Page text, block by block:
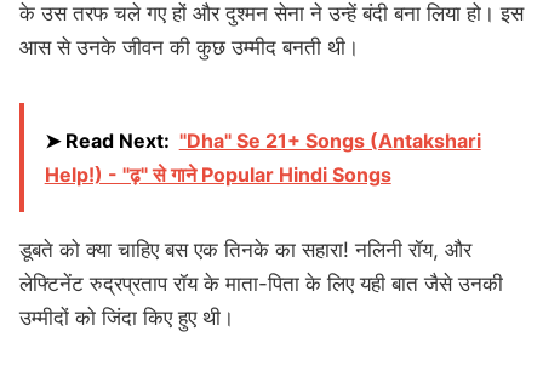
के उस तरफ चले गए हों और दुश्मन सेना ने उन्हें बंदी बना लिया हो। इस
आस से उनके जीवन की कुछ उम्मीद बनती थी।
➤ Read Next: "Dha" Se 21+ Songs (Antakshari
Help!) - "ढ़" से गाने Popular Hindi Songs
डूबते को क्या चाहिए बस एक तिनके का सहारा! नलिनी रॉय, और
लेफ्टिनेंट रुद्रप्रताप रॉय के माता-पिता के लिए यही बात जैसे उनकी
उम्मीदों को जिंदा किए हुए थी।